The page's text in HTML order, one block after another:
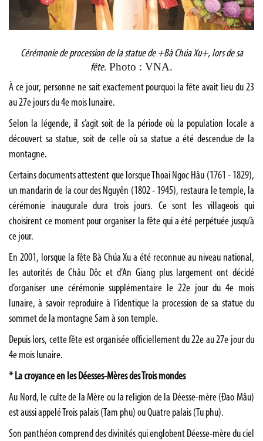
Cérémonie de procession de la statue de +Bà Chúa Xu+, lors de sa
fête. Photo : VNA.
À ce jour, personne ne sait exactement pourquoi la fête avait lieu du 23
au 27e jours du 4e mois lunaire.
Selon la légende, il s’agit soit de la période où la population locale a
découvert sa statue, soit de celle où sa statue a été descendue de la
montagne.
Certains documents attestent que lorsque Thoai Ngoc Hâu (1761 - 1829),
un mandarin de la cour des Nguyên (1802 - 1945), restaura le temple, la
cérémonie inaugurale dura trois jours. Ce sont les villageois qui
choisirent ce moment pour organiser la fête qui a été perpétuée jusqu’à
ce jour.
En 2001, lorsque la fête Bà Chúa Xu a été reconnue au niveau national,
les autorités de Châu Dôc et d’An Giang plus largement ont décidé
d’organiser une cérémonie supplémentaire le 22e jour du 4e mois
lunaire, à savoir reproduire à l’identique la procession de sa statue du
sommet de la montagne Sam à son temple.
Depuis lors, cette fête est organisée officiellement du 22e au 27e jour du
4e mois lunaire.
* La croyance en les Déesses-Mères des Trois mondes
Au Nord, le culte de la Mère ou la religion de la Déesse-mère (Ðao Mâu)
est aussi appelé Trois palais (Tam phu) ou Quatre palais (Tu phu).
Son panthéon comprend des divinités qui englobent Déesse-mère du ciel